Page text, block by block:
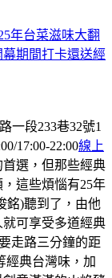
年台菜滋味大翻
期間打卡還送經
一段233巷32號1
17:00-22:00線上
選，但那些經典
這些煩惱有25年
銘)聽到了，由他
可享受多道經典
走路三分鐘的距
經典台灣味，加